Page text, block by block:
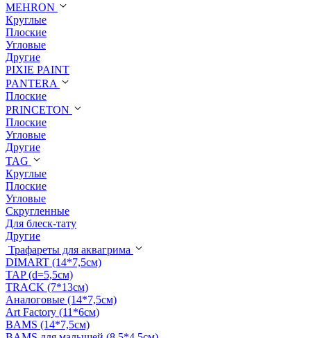
MEHRON
Круглые
Плоские
Угловые
Другие
PIXIE PAINT
PANTERA
Плоские
PRINCETON
Плоские
Угловые
Другие
TAG
Круглые
Плоские
Угловые
Скругленные
Для блеск-тату
Другие
Трафареты для аквагрима
DIMART (14*7,5см)
TAP (d=5,5см)
TRACK (7*13см)
Аналоговые (14*7,5см)
Art Factory (11*6см)
BAMS (14*7,5см)